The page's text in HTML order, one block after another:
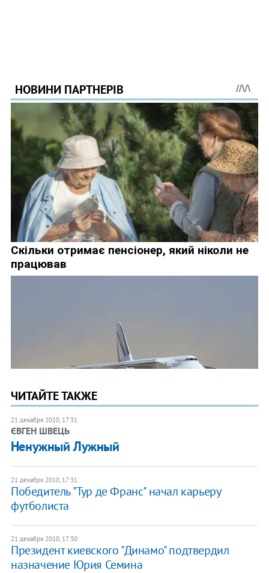
ЧИТАЙТЕ ТАКЖЕ
21 декабря 2010, 17:31
ЄВГЕН ШВЕЦЬ
​Ненужный Лужный
21 декабря 2010, 17:31
Победитель "Тур де Франс" начал карьеру
футболиста
21 декабря 2010, 17:30
Президент киевского "Динамо" подтвердил
назначение Юрия Семина